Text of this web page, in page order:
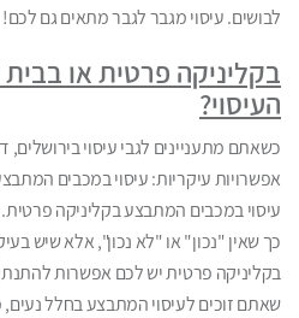
לבושים. עיסוי מגבר לגבר מתאים גם לכם!
בקליניקה פרטית או
העיסוי?
כשאתם מתעניינים לגבי עיסוי בירושלים,
אפשרויות עיקריות: עיסוי במכבים
עיסוי במכבים המתבצע בקליניקה
כך שאין "נכון" או "לא נכון", אלא שיש
בקליניקה פרטית יש לכם אפשרות
שאתם זוכים לעיסוי המתבצע בחלל